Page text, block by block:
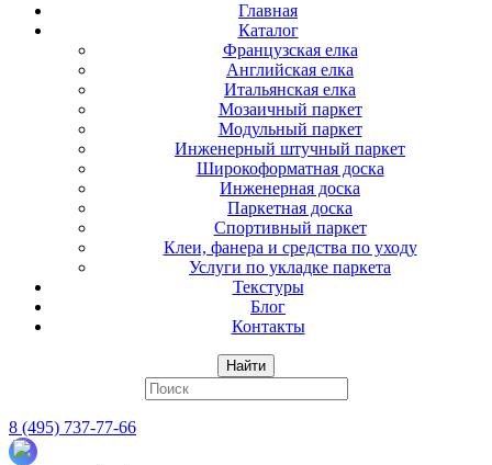
Главная
Каталог
Французская елка
Английская елка
Итальянская елка
Мозаичный паркет
Модульный паркет
Инженерный штучный паркет
Широкоформатная доска
Инженерная доска
Паркетная доска
Спортивный паркет
Клеи, фанера и средства по уходу
Услуги по укладке паркета
Текстуры
Блог
Контакты
Найти
8 (495) 737-77-66